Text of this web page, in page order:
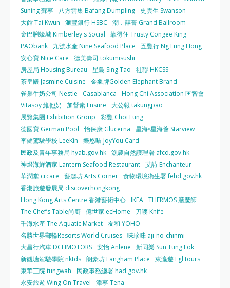
Suning 蘇寧
八方雲集 Bafang Dumpling
史雲生 Swanson
大館 Tai Kwun
滙豐銀行 HSBC
潮．囍薈 Grand Ballroom
金巴脷蠔城 Kimberley's Social
靠得住 Trusty Congee King
PAObank
九號水產 Nine Seafood Place
五豐行 Ng Fung Hong
安心寶 Nice Care
德美壽司 tokumisushi
房屋局 Housing Bureau
星島 Sing Tao
社聯 HKCSS
茶皇殿 Jasmine Cuisine
金象牌Golden Elephant Brand
雀巢牛奶公司 Nestle
Casablanca
Hong Chi Association 匡智會
Vitasoy 維他奶
加營素 Ensure
大公報 takungpao
展覽集團 Exhibition Group
彩豐 Choi Fung
德國寶 German Pool
怡保康 Glucerna
星海•星海薈 Starview
李健駕駛學校 LeeKin
樂悠咭 JoyYou Card
民政及青年事務局 hyab.gov.hk 漁農自然護理署 afcd.gov.hk
神燈海鮮酒家 Lantern Seafood Restaurant 艾詩 Enchanteur
華潤堂 crcare
藝趣坊 Arts Corner 食物環境衛生署 fehd.gov.hk
香港旅遊發展局 discoverhongkong
Hong Kong Arts Centre 香港藝術中心 IKEA THERMOS 膳魔師
The Chef’s Table尚廚 億世家 ecHome
刀嘜 Knife
千海水產 The Aquatic Market 友和 YOHO
名勝世界郵輪Resorts World Cruises 味珍味 aji-no-chinmi
大昌行汽車 DCHMOTORS 安怡 Anlene
新同樂 Sun Tung Lok
新觀塘駕駛學院 nktds 朗豪坊 Langham Place
東瀛遊 Egl tours
東華三院 tungwah
民政事務總署 had.gov.hk
永安旅遊 Wing On Travel
添寧 Tena